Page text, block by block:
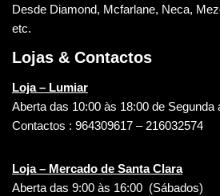
Desde Diamond, Mcfarlane, Neca,
etc.
Lojas & Contactos
Loja – Lumiar
Aberta das 10:00 às 18:00 de Segunda
Contactos : 964309617 – 216032574
Loja – Mercado de Santa Clara
Aberta das 9:00 às 16:00 (Sábados)